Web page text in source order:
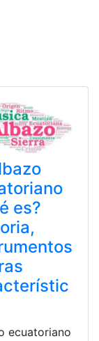
es?
ecuatoriano